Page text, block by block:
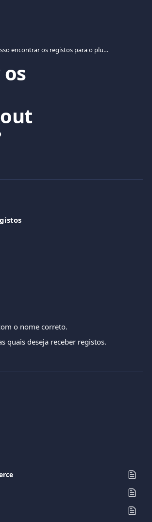
Onde posso encontrar os registos para o plugin Viva.com smart Checkout para WooCommerce"?
o nome correto.
quais deseja receber registos.